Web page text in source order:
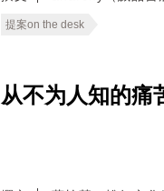
提案on the desk
从不为人知的